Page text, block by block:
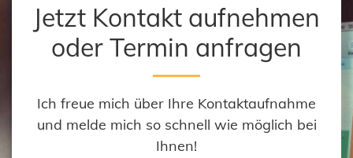
Jetzt Kontakt aufnehmen
oder Termin anfragen
Ich freue mich über Ihre Kontaktaufnahme
und melde mich so schnell wie möglich bei
Ihnen!